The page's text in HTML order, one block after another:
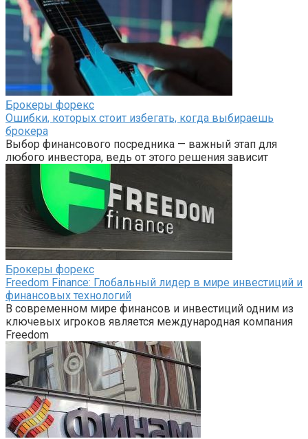
Брокеры форекс
Ошибки, которых стоит избегать, когда выбираешь
брокера
Выбор финансового посредника — важный этап для
любого инвестора, ведь от этого решения зависит
Брокеры форекс
Freedom Finance: Глобальный лидер в мире инвестиций и
финансовых технологий
В современном мире финансов и инвестиций одним из
ключевых игроков является международная компания
Freedom